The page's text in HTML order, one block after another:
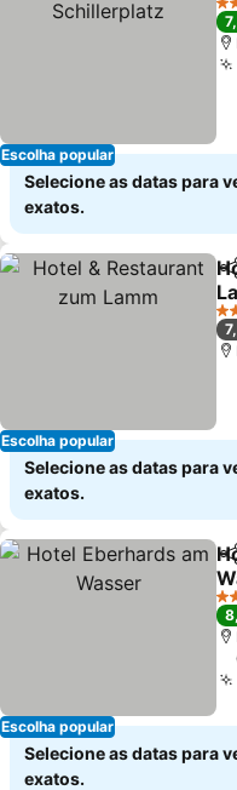
Escolha popular
2
Selecione as datas para
exatos.
Escolha popular
3
Selecione as datas para
exatos.
Escolha popular
4
Selecione as datas para
exatos.